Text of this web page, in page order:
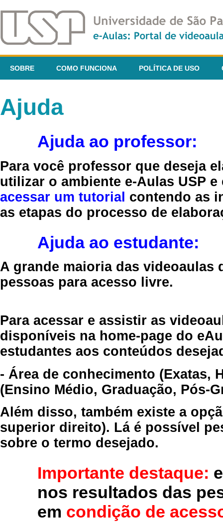
SOBRE COMO FUNCIONA POLÍTICA DE USO
Ajuda
Ajuda ao professor:
Para você professor que deseja
utilizar o ambiente e-Aulas USP
acessar um tutorial contendo as
as etapas do processo de
Ajuda ao estudante:
A grande maioria das videoaulas
pessoas para acesso livre.
Para acessar e assistir as
disponíveis na home-page do
estudantes aos conteúdos
- Área de conhecimento (Exatas,
(Ensino Médio, Graduação, Pós-
Além disso, também existe a
superior direito). Lá é possível
sobre o termo desejado.
Importante destaque:
nos resultados das
em condição de